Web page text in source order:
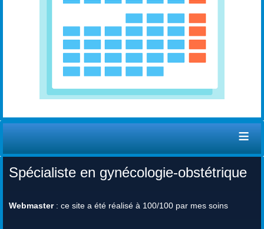
≡
Spécialiste en gynécologie-obstétrique
Webmaster: ce site a été réalisé à 100/100 par mes soins